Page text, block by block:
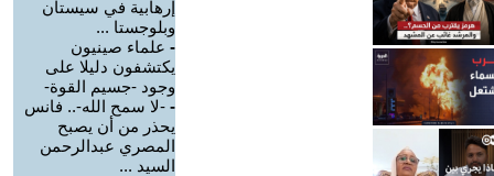
إرهابية في سيستان
وبلوجستا ...
- علماء صينيون
يكتشفون دليلا على
وجود -جسيم القوة-
- -لا سمح الله-.. فانس
يحذر من أن يصبح
المصري عبدالرحمن
السيد ...